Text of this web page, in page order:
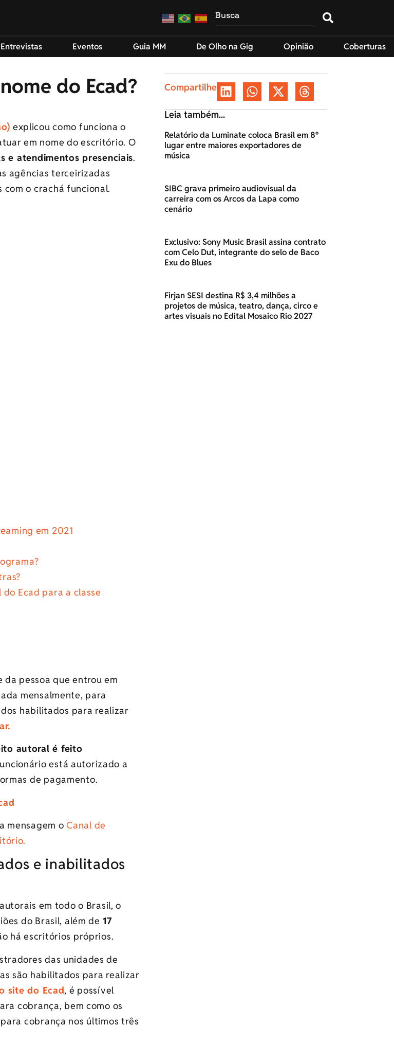
Entrevistas Eventos Guia MM De Olho na Gig Opinião Coberturas
do Ecad?
explicou como funciona o
em nome do escritório. O
e atendimentos presenciais.
agências terceirizadas
o crachá funcional.
em 2021
Ecad para a classe
pessoa que entrou em
mensalmente, para
habilitados para realizar
autoral é feito
está autorizado a
de pagamento.
mensagem oCanal de
e inabilitados​
em todo o Brasil, o
do Brasil, além de 17
há escritórios próprios.
das unidades de
são habilitados para realizar
site do Ecad, é possível
cobrança, bem como os
cobrança nos últimos três
Compartilhe
Leia também...
Relatório da Luminate coloca Brasil em 8º
lugar entre maiores exportadores de
música
SIBC grava primeiro audiovisual da
carreira com os Arcos da Lapa como
cenário
Exclusivo: Sony Music Brasil assina contrato
com Celo Dut, integrante do selo de Baco
Exu do Blues
Firjan SESI destina R$ 3,4 milhões a
projetos de música, teatro, dança, circo e
artes visuais no Edital Mosaico Rio 2027